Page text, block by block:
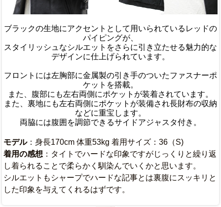
ブラックの生地にアクセントとして用いられているレッドの
パイピングが、
スタイリッシュなシルエットをさらに引き立たせる魅力的な
デザインに仕上げられています。
フロントには左胸部に金属製の引き手のついたファスナーポ
ケットを搭載。
また、腹部にも左右両側にポケットが装着されています。
また、裏地にも左右両側にポケットが装備され長財布の収納
などに重宝します。
両脇には腹囲を調節できるサイドアジャスタ付き。
モデル：身長170cm 体重53kg 着用サイズ：36（S)
着用の感想 ：タイトでハードな印象ですがじっくりと繰り返
し着られることで柔らかく馴染んでいくかと思います。
シルエットもシャープでハードな記事とは裏腹にスッキリと
した印象を与えてくれるはずです。